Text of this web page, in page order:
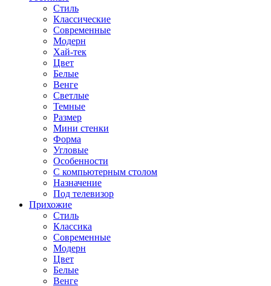
Стиль
Классические
Современные
Модерн
Хай-тек
Цвет
Белые
Венге
Светлые
Темные
Размер
Мини стенки
Форма
Угловые
Особенности
С компьютерным столом
Назначение
Под телевизор
Прихожие
Стиль
Классика
Современные
Модерн
Цвет
Белые
Венге